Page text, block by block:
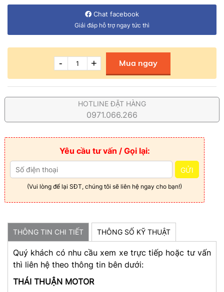
Chat facebook
Giải đáp hỗ trợ ngay tức thì
- + Mua ngay
HOTLINE ĐẶT HÀNG
0971.066.266
Yêu cầu tư vấn / Gọi lại:
GỬI
(Vui lòng để lại SĐT, chúng tôi sẽ liên hệ ngay cho bạn!)
THÔNG TIN CHI TIẾT THÔNG SỐ KỸ THUẬT
Quý khách có nhu cầu xem xe trực tiếp hoặc tư vấn
thì liên hệ theo thông tin bên dưới:
THÁI THUẬN MOTOR